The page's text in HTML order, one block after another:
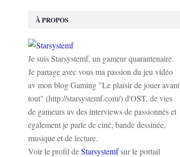
À PROPOS
Je suis Starsystemf, un gameur quarantenaire.
Je partage avec vous ma passion du jeu vidéo
av mon blog Gaming "Le plaisir de jouer avant
tout" (http://starsystemf.com/) d'OST, de vies
de gameurs av des interviews de passionnés et
également je parle de ciné, bande dessinée,
musique et de lecture.
Voir le profil deStarsystemfsur le portail